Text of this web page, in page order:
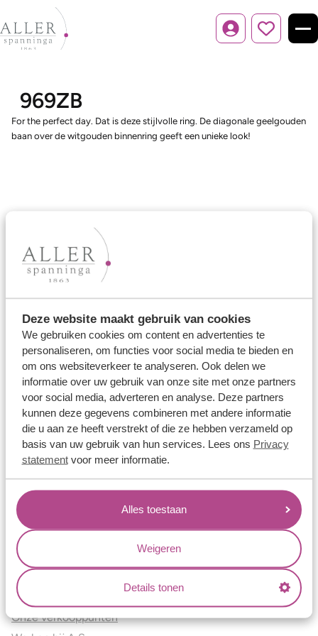
Deze website maakt gebruik van cookies
We gebruiken cookies om content en advertenties te
personaliseren, om functies voor social media te bieden en
om ons websiteverkeer te analyseren. Ook delen we
informatie over uw gebruik van onze site met onze partners
voor social media, adverteren en analyse. Deze partners
kunnen deze gegevens combineren met andere informatie
die u aan ze heeft verstrekt of die ze hebben verzameld op
basis van uw gebruik van hun services. Lees ons Privacy
statementvoor meer informatie.
Alles toestaan
Weigeren
Details tonen
Inloggen
969ZB
For the perfect day. Dat is deze stijlvolle ring. De diagonale geelgouden
baan over de witgouden binnenring geeft een unieke look!
Ons aanbod
Trouwringen
Memoireringen
Verlovingsringen
Vriendschapsringen
Over ons
Aller Spanninga
Historie
Certificaten
Blogs
Jouw voordelen
Conflictvrije Materialen
Oneindig veel mogelijkheden
Kwaliteit
Juweliers & Contact
Onze verkooppunten